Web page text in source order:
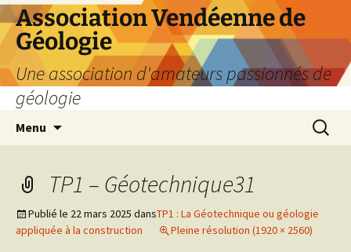
Aller
au
contenu
Association Vendéenne de
Géologie
Une association d'amateurs passionnés de
géologie
Menu
TP1 – Géotechnique31
Publié le 22 mars 2025 dansTP1 : La Géotechnique ou géologie
appliquée à la construction
Pleine résolution (1920 × 2560)